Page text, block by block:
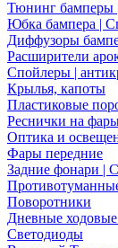
Тюнинг бамперы
Юбка бампера |
Диффузоры
Расширители
Спойлеры |
Крылья, капоты
Пластиковые
Реснички на
Оптика и
Фары передние
Задние фонари |
Поворотники
Дневные
Светодиоды